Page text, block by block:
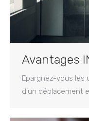
Avantages
Epargnez-vous les
d’un déplacement